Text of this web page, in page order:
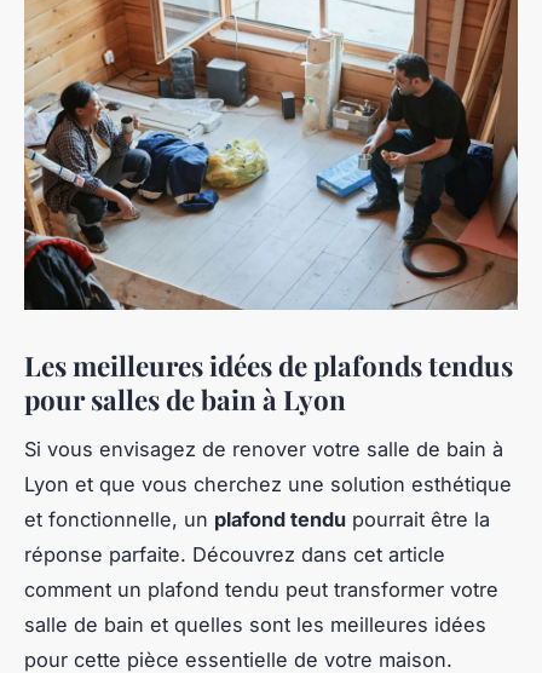
Les meilleures idées de plafonds tendus
pour salles de bain à Lyon
Si vous envisagez de renover votre salle de bain à
Lyon et que vous cherchez une solution esthétique
et fonctionnelle, un plafond tendu pourrait être la
réponse parfaite. Découvrez dans cet article
comment un plafond tendu peut transformer votre
salle de bain et quelles sont les meilleures idées
pour cette pièce essentielle de votre maison.